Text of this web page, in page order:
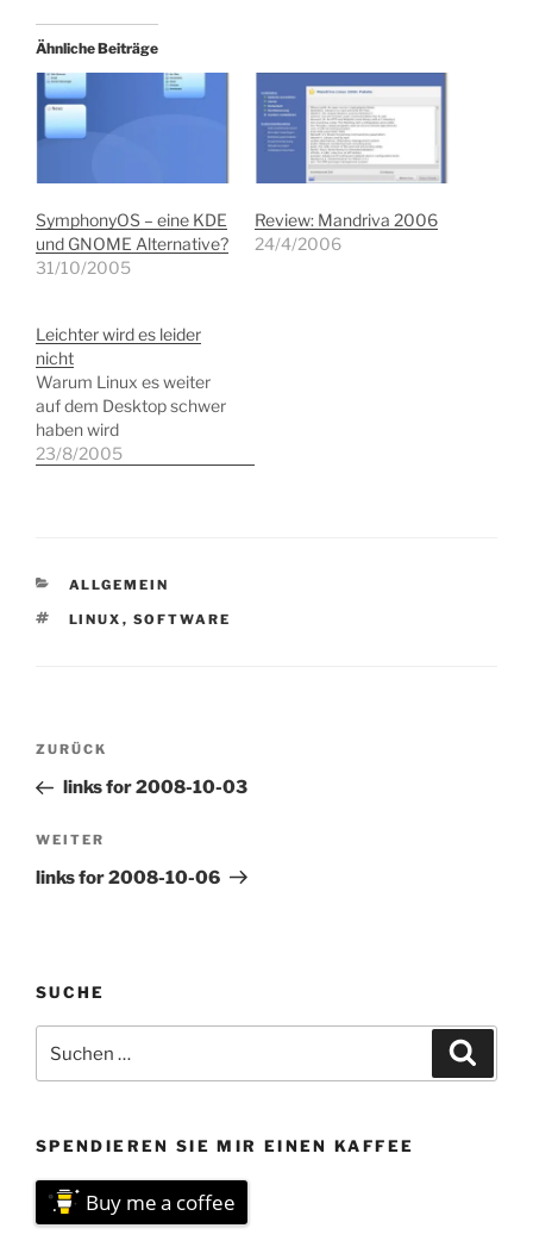
Ähnliche Beiträge
SymphonyOS – eine KDE
und GNOME Alternative?
31/10/2005
Review: Mandriva 2006
24/4/2006
Leichter wird es leider
nicht
Warum Linux es weiter
auf dem Desktop schwer
haben wird
23/8/2005
KATEGORIEN
ALLGEMEIN
SCHLAGWÖRTER
LINUX , SOFTWARE
Beitragsnavigation
Vorheriger
Beitrag
ZURÜCK
links for 2008-10-03
Nächster
Beitrag
WEITER
links for 2008-10-06
SUCHE
nach:
SPENDIEREN SIE MIR EINEN KAFFEE
Buy me a coffee